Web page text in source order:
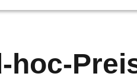
hoc-